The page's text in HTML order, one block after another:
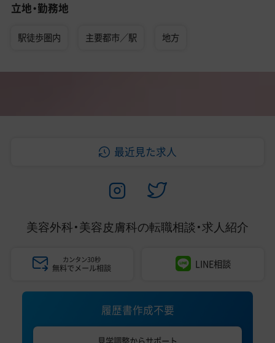
立地・勤務地
駅徒歩圏内 主要都市／駅 地方
最近見た求人
美容外科・美容皮膚科の転職相談・求人紹介
カンタン30秒
無料でメール相談 LINE相談
履歴書作成不要
見学調整からサポート